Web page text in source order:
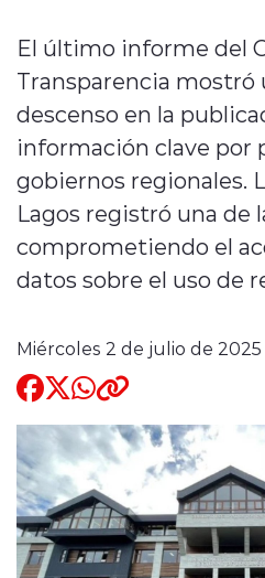
Quienes Somos
El último informe del
Transparencia
descenso en la
información clave por
gobiernos regionales.
Lagos registró una de
comprometiendo el
datos sobre el uso de
Miércoles 2 de julio de 2025